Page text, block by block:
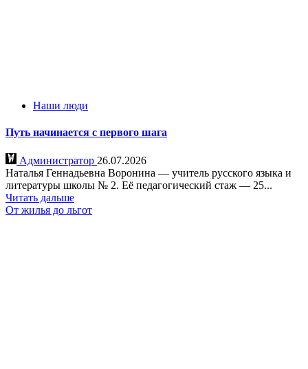
Наши люди
Путь начинается с первого шага
Администратор 26.07.2026
Наталья Геннадьевна Воронина — учитель русского языка и
литературы школы № 2. Её педагогический стаж — 25...
Читать дальше
От жилья до льгот